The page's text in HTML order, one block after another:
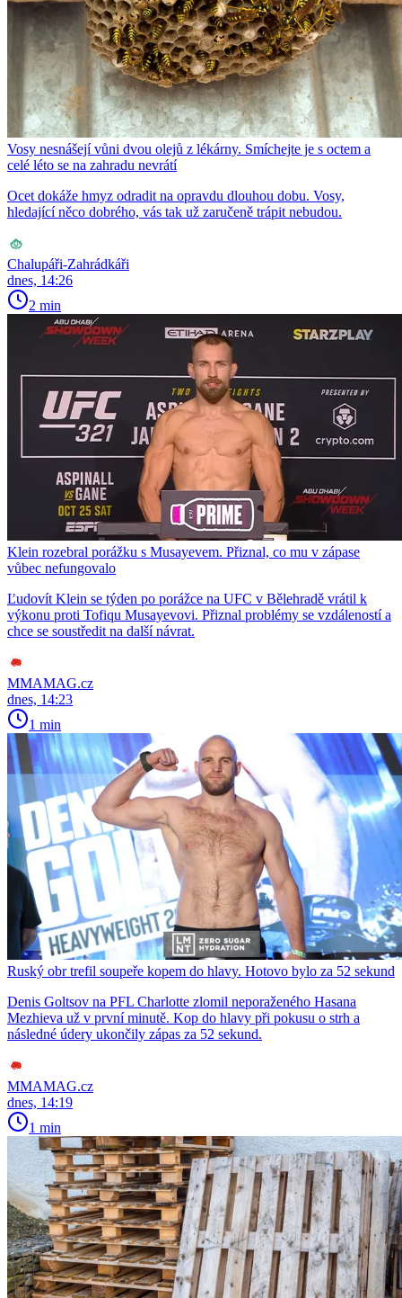
Vosy nesnášejí vůni dvou olejů z lékárny. Smíchejte je s octem a
celé léto se na zahradu nevrátí
Ocet dokáže hmyz odradit na opravdu dlouhou dobu. Vosy,
hledající něco dobrého, vás tak už zaručeně trápit nebudou.
Chalupáři-Zahrádkáři
dnes, 14:26
2 min
Klein rozebral porážku s Musayevem. Přiznal, co mu v zápase
vůbec nefungovalo
Ľudovít Klein se týden po porážce na UFC v Bělehradě vrátil k
výkonu proti Tofiqu Musayevovi. Přiznal problémy se vzdáleností a
chce se soustředit na další návrat.
MMAMAG.cz
dnes, 14:23
1 min
Ruský obr trefil soupeře kopem do hlavy. Hotovo bylo za 52 sekund
Denis Goltsov na PFL Charlotte zlomil neporaženého Hasana
Mezhieva už v první minutě. Kop do hlavy při pokusu o strh a
následné údery ukončily zápas za 52 sekund.
MMAMAG.cz
dnes, 14:19
1 min